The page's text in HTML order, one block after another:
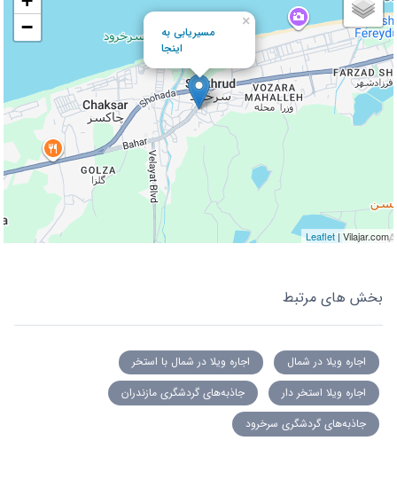
مسیریابی به
اینجا
×
−
Leaflet | Vilajar.com
بخش های مرتبط
اجاره ویلا در شمال
اجاره ویلا در شمال با استخر
اجاره ویلا استخر دار
جاذبه‌های گردشگری مازندران
جاذبه‌های گردشگری سرخرود